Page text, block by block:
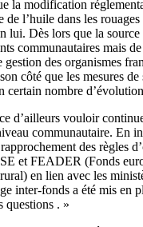
la modification
de l’huile dans les
lui. Dès lors que la
communautaires mais
des organismes
côté que les mesures
certain nombre
d’ailleurs vouloir
communautaire. En
des règles
et FEADER (Fonds
en lien avec les
inter-fonds a été mis en
questions . »